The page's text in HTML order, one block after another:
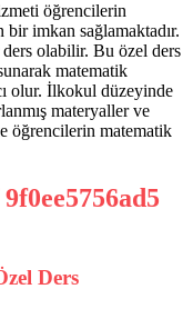
öğrencilerin
bir imkan sağlamaktadır.
olabilir. Bu özel ders
matematik
olur. İlkokul düzeyinde
materyaller ve
öğrencilerin matematik
Ders